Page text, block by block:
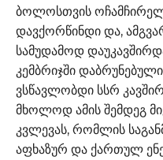
ბოლოსთვის
დავქორწინდი და,
სამუდამოდ
კემბრიჯში
ვსწავლობდი სსრ
მხოლოდ ამის შემდეგ
კვლევას, რომლის
აფხაზურ და ქართულ